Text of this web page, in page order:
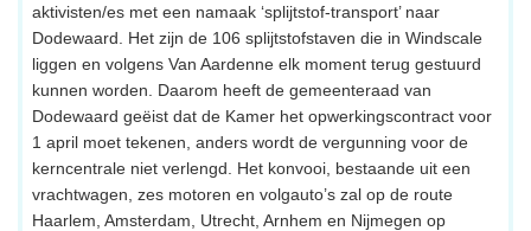
aktivisten/es met een namaak ‘splijtstof-transport’ naar
Dodewaard. Het zijn de 106 splijtstofstaven die in Windscale
liggen en volgens Van Aardenne elk moment terug gestuurd
kunnen worden. Daarom heeft de gemeenteraad van
Dodewaard geëist dat de Kamer het opwerkingscontract voor
1 april moet tekenen, anders wordt de vergunning voor de
kerncentrale niet verlengd. Het konvooi, bestaande uit een
vrachtwagen, zes motoren en volgauto’s zal op de route
Haarlem, Amsterdam, Utrecht, Arnhem en Nijmegen op